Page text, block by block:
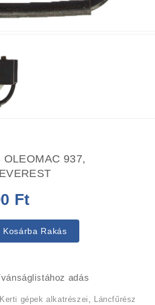
OLEOMAC 937,
Ft
price
is:
Kosárba Rakás
adás
Kerti gépek alkatrészei
Láncfűrész